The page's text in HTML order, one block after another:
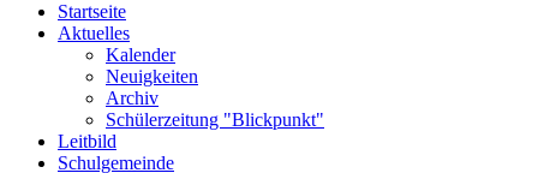
Startseite
Aktuelles
Kalender
Neuigkeiten
Archiv
Schülerzeitung "Blickpunkt"
Leitbild
Schulgemeinde